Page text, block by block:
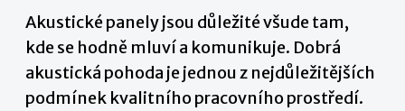
Akustické panely jsou důležité všude tam,
kde se hodně mluví a komunikuje. Dobrá
akustická pohoda je jednou z nejdůležitějších
podmínek kvalitního pracovního prostředí.